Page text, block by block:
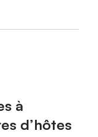
à
d’hôtes